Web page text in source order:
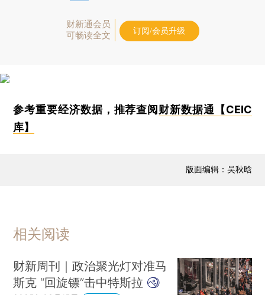
财新通会员
可畅读全文
订阅/会员升级
参考重要经济数据，推荐查阅 财新数据通【CEIC
库】
版面编辑：吴秋晗
相关阅读
财新周刊｜政治聚光灯对准马
斯克 “回旋镖”击中特斯拉